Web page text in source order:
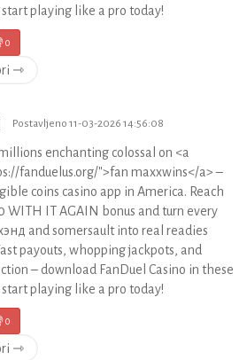
playing like a pro today!
0
⇾
Postavljeno 11-03-2026 14:56:08
enchanting colossal on <a
fanduelus.org/">fan maxxwins</a> –
coins casino app in America. Reach
WITH IT AGAIN bonus and turn every
and somersault into real readies
payouts, whopping jackpots, and
– download FanDuel Casino in these
playing like a pro today!
0
⇾